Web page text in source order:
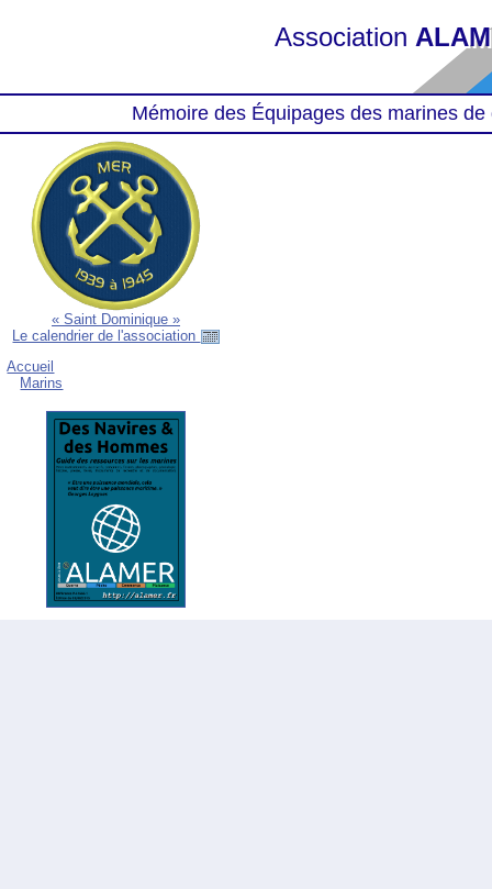
Association
Mémoire des Équipages des marines
« Saint Dominique »
Le calendrier de l'association
Accueil
Marins